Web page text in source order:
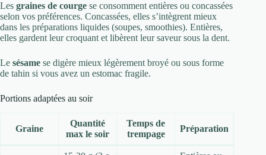
Les graines de courge se consomment entières ou concassées
selon vos préférences. Concassées, elles s’intègrent mieux
dans les préparations liquides (soupes, smoothies). Entières,
elles gardent leur croquant et libèrent leur saveur sous la dent.
Le sésame se digère mieux légèrement broyé ou sous forme
de tahin si vous avez un estomac fragile.
Portions adaptées au soir
Graine
Quantité
max le soir
Temps de
trempage
Préparation